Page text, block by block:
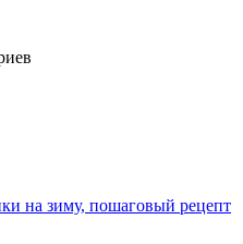
на зиму, пошаговый рецепт